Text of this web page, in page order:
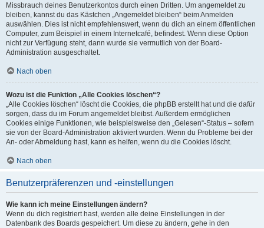
Missbrauch deines Benutzerkontos durch einen Dritten. Um angemeldet zu
bleiben, kannst du das Kästchen „Angemeldet bleiben“ beim Anmelden
auswählen. Dies ist nicht empfehlenswert, wenn du dich an einem öffentlichen
Computer, zum Beispiel in einem Internetcafé, befindest. Wenn diese Option
nicht zur Verfügung steht, dann wurde sie vermutlich von der Board-
Administration ausgeschaltet.
Nach oben
Wozu ist die Funktion „Alle Cookies löschen“?
„Alle Cookies löschen“ löscht die Cookies, die phpBB erstellt hat und die dafür
sorgen, dass du im Forum angemeldet bleibst. Außerdem ermöglichen
Cookies einige Funktionen, wie beispielsweise den „Gelesen“-Status – sofern
sie von der Board-Administration aktiviert wurden. Wenn du Probleme bei der
An- oder Abmeldung hast, kann es helfen, wenn du die Cookies löscht.
Nach oben
Benutzerpräferenzen und -einstellungen
Wie kann ich meine Einstellungen ändern?
Wenn du dich registriert hast, werden alle deine Einstellungen in der
Datenbank des Boards gespeichert. Um diese zu ändern, gehe in den